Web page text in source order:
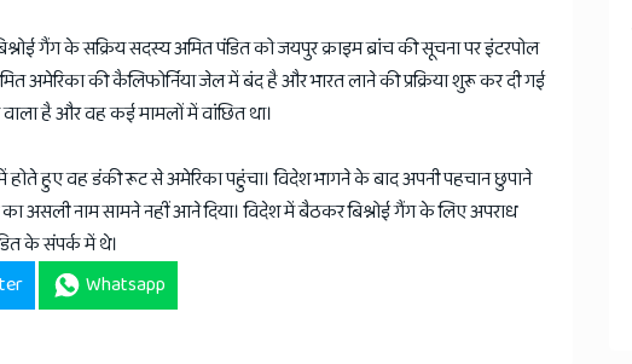
गैंग के सक्रिय सदस्य अमित पंडित को जयपुर क्राइम ब्रांच की सूचना पर इंटरपोल
अमेरिका की कैलिफोर्निया जेल में बंद है और भारत लाने की प्रक्रिया शुरू कर दी गई
है और वह कई मामलों में वांछित था।
हुए वह डंकी रूट से अमेरिका पहुंचा। विदेश भागने के बाद अपनी पहचान छुपाने
असली नाम सामने नहीं आने दिया। विदेश में बैठकर बिश्नोई गैंग के लिए अपराध
के संपर्क में थे।
Whatsapp